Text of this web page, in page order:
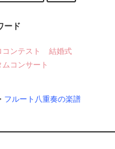
ード
コンテスト
結婚式
ムコンサート
フルート八重奏の楽譜